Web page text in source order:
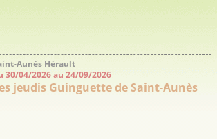
Aunès Hérault
30/04/2026 au 24/09/2026
jeudis Guinguette de Saint-Aunès